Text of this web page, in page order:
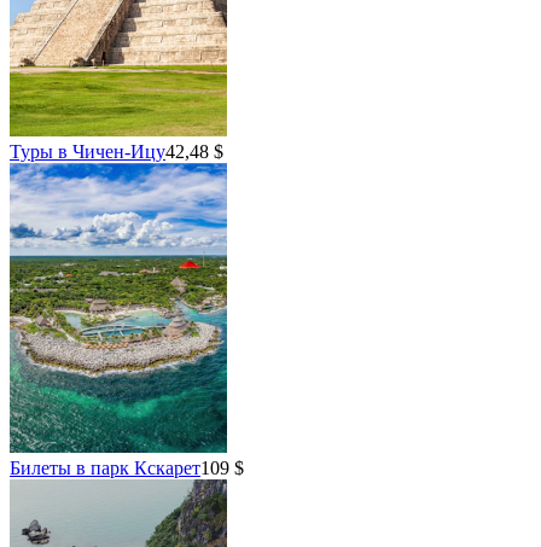
Туры в Чичен-Ицу42,48 $
Билеты в парк Кскарет109 $